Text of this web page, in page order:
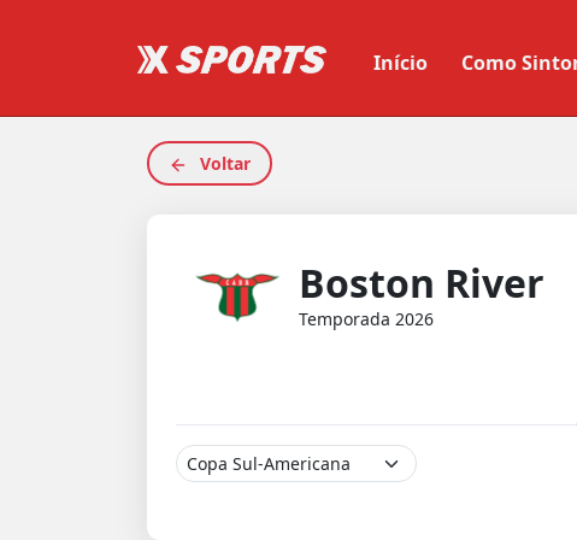
Início Como
Voltar
Boston River
Temporada 2026